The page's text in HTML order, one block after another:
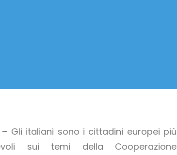
– Gli italiani sono i cittadini europei più
sui temi della Cooperazione